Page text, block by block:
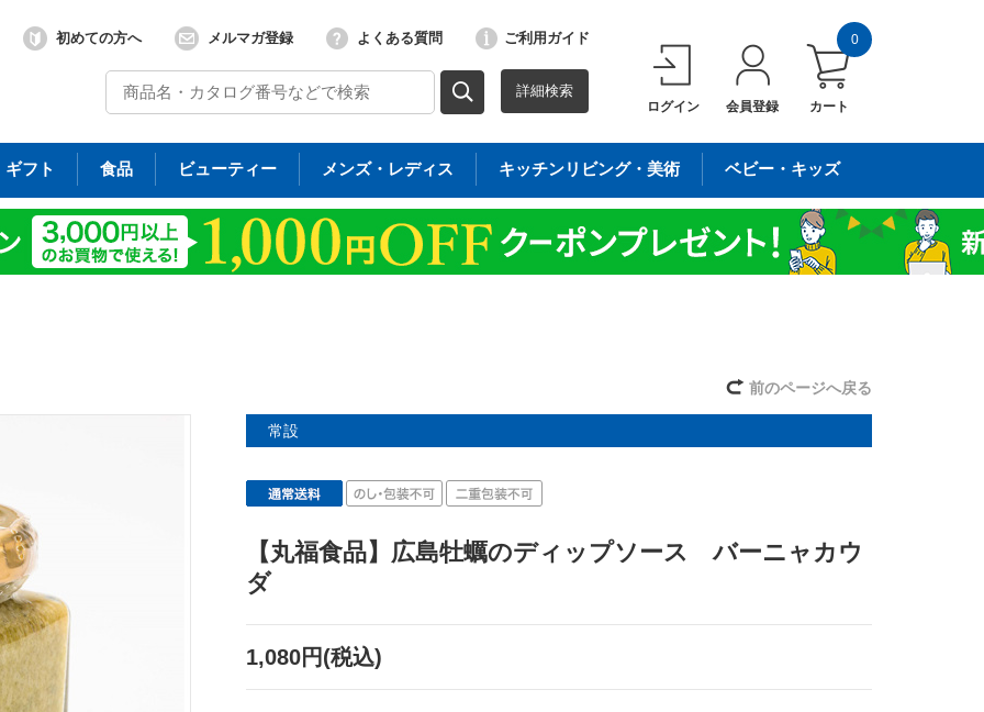
詳細検索
初めての方へ メルマガ登録 よくある質問 ご利用ガイド
ログイン 会員登録 カート
0
ギフト 食品 ビューティー メンズ・レディス キッチンリビング・美術 ベビー・キッズ
前のページへ戻る
常設
【丸福食品】広島牡蠣のディップソース バーニャカウ
ダ
1,080円(税込)